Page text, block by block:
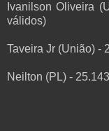
Ivanilson Oliveira
válidos)
Taveira Jr (União) -
Neilton (PL) -